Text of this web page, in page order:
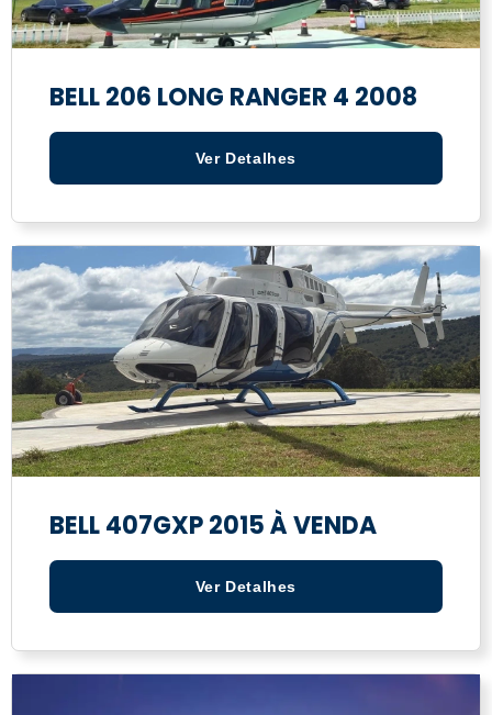
BELL 206 LONG RANGER 4 2008
Ver Detalhes
BELL 407GXP 2015 À VENDA
Ver Detalhes